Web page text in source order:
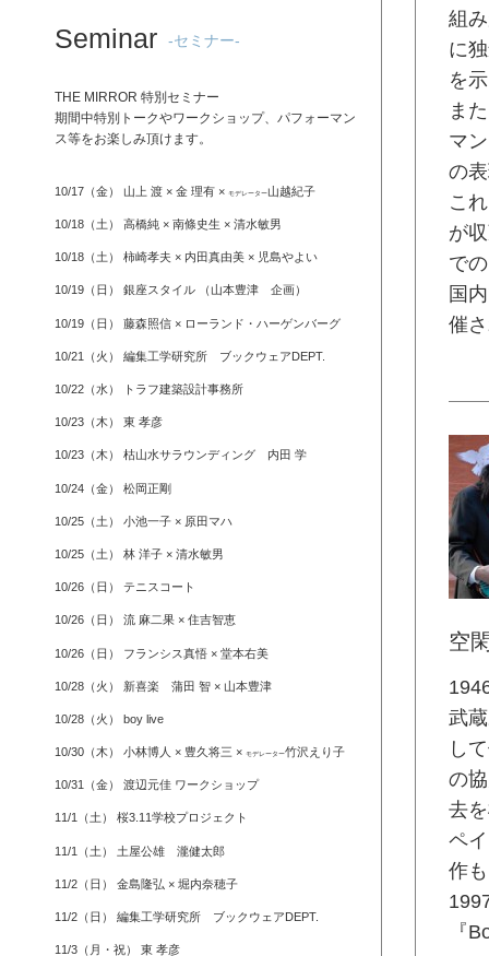
Seminar -セミナー-
THE MIRROR 特別セミナー
期間中特別トークやワークショップ、パフォーマン
ス等をお楽しみ頂けます。
10/17（金） 山上 渡 × 金 理有 × モデレーター山越紀子
10/18（土） 高橋純 × 南條史生 × 清水敏男
10/18（土） 柿崎孝夫 × 内田真由美 × 児島やよい
10/19（日） 銀座スタイル （山本豊津 企画）
10/19（日） 藤森照信 × ローランド・ハーゲンバーグ
10/21（火） 編集工学研究所 ブックウェアDEPT.
10/22（水） トラフ建築設計事務所
10/23（木） 東 孝彦
10/23（木） 枯山水サラウンディング 内田 学
10/24（金） 松岡正剛
10/25（土） 小池一子 × 原田マハ
10/25（土） 林 洋子 × 清水敏男
10/26（日） テニスコート
10/26（日） 流 麻二果 × 住吉智恵
10/26（日） フランシス真悟 × 堂本右美
10/28（火） 新喜楽 蒲田 智 × 山本豊津
10/28（火） boy live
10/30（木） 小林博人 × 豊久将三 × モデレーター竹沢えり子
10/31（金） 渡辺元佳 ワークショップ
11/1（土） 桜3.11学校プロジェクト
11/1（土） 土屋公雄 瀧健太郎
11/2（日） 金島隆弘 × 堀内奈穂子
11/2（日） 編集工学研究所 ブックウェアDEPT.
11/3（月・祝） 東 孝彦
組
に
を
ま
マ
の
こ
が
で
国
催
空
武
し
の
去
ペ
作
『